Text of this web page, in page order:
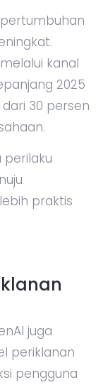
kanal
2025
30 persen
perilaku
praktis
juga
periklanan
pengguna